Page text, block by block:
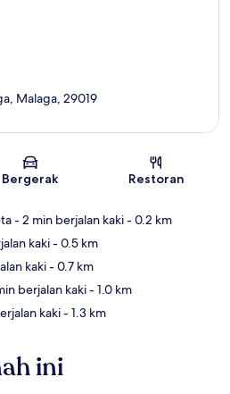
Peta
Malaga, 29019
Bergerak Restoran
- 2 min berjalan kaki- 0.2 km
kaki- 0.5 km
kaki- 0.7 km
berjalan kaki- 1.0 km
kaki- 1.3 km
ini